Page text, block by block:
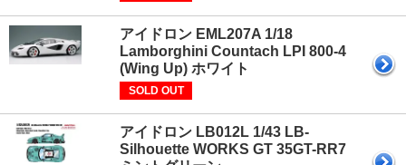
アイドロン EML207A 1/18
Lamborghini Countach LPI 800-4
(Wing Up) ホワイト
SOLD OUT
アイドロン LB012L 1/43 LB-
Silhouette WORKS GT 35GT-RR7